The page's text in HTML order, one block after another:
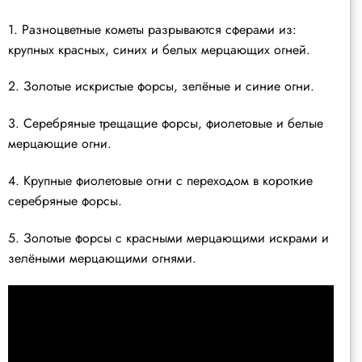
1. Разноцветные кометы разрываются сферами из:
крупных красных, синих и белых мерцающих огней.
2. Золотые искристые форсы, зелёные и синие огни.
3. Серебряные трещащие форсы, фиолетовые и белые
мерцающие огни.
4. Крупные фиолетовые огни с переходом в короткие
серебряные форсы.
5. Золотые форсы с красными мерцающими искрами и
зелёными мерцающими огнями.